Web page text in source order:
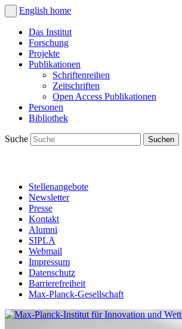
English home
Das Institut
Forschung
Projekte
Publikationen
Schriftenreihen
Zeitschriften
Open Access Publikationen
Personen
Bibliothek
Suche
Stellenangebote
Newsletter
Presse
Kontakt
Alumni
SIPLA
Webmail
Impressum
Datenschutz
Barrierefreiheit
Max-Planck-Gesellschaft